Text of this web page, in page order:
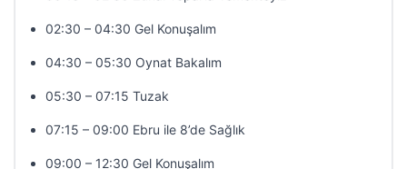
02:30 – 04:30 Gel Konuşalım
04:30 – 05:30 Oynat Bakalım
05:30 – 07:15 Tuzak
07:15 – 09:00 Ebru ile 8’de Sağlık
09:00 – 12:30 Gel Konuşalım